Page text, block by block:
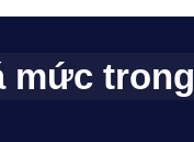
mức trong